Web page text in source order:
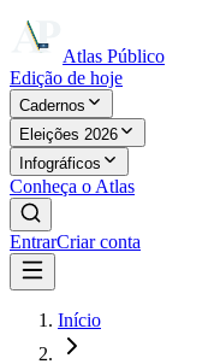
Atlas Público
Edição de hoje
Cadernos
Eleições 2026
Infográficos
Conheça o Atlas
EntrarCriar conta
Início